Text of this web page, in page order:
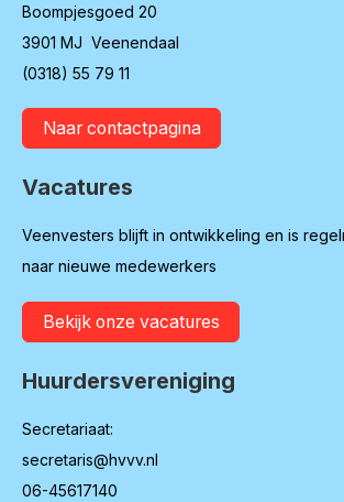
Boompjesgoed 20
3901 MJ Veenendaal
(0318) 55 79 11
Naar contactpagina
Vacatures
Veenvesters blijft in ontwikkeling en is
naar nieuwe medewerkers
Bekijk onze vacatures
Huurdersvereniging
Secretariaat:
secretaris@hvvv.nl
06-45617140